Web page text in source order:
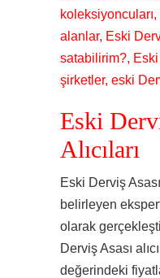
koleksiyoncuları,
alanlar, Eski
satabilirim?, Eski
şirketler, eski
Eski
Alıcıları
Eski Derviş
belirleyen
olarak
Derviş Asası
değerindeki